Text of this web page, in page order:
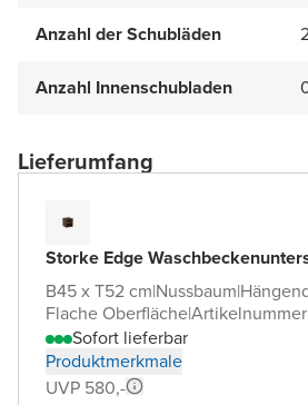
Anzahl der Schubläden
Anzahl Innenschubladen
Lieferumfang
Storke Edge
B45 x T52 cm|Nussbaum|
Flache Oberfläche|
Sofort lieferbar
Produktmerkmale
UVP 580,-